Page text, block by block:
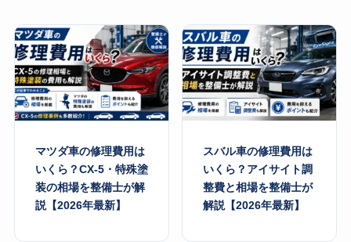
マツダ車の修理費用は
いくら？CX-5・特殊塗
装の相場を整備士が解
説【2026年最新】
スバル車の修理費用は
いくら？アイサイト調
整費と相場を整備士が
解説【2026年最新】